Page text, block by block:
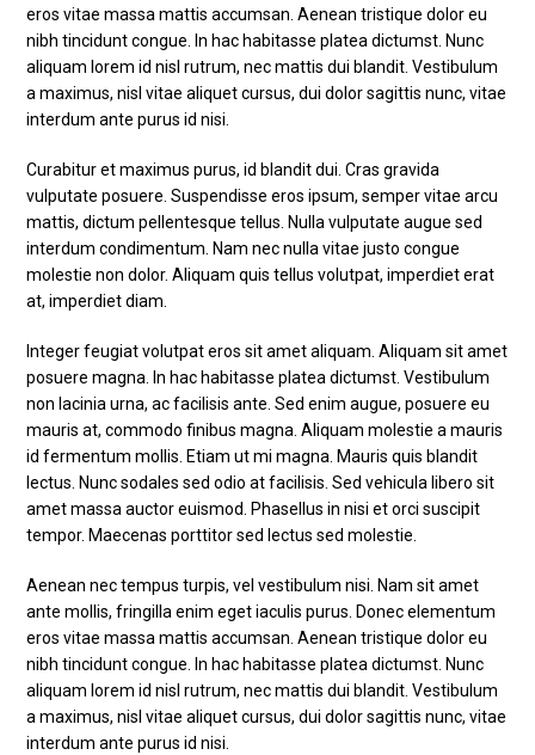
eros vitae massa mattis accumsan. Aenean tristique dolor eu
nibh tincidunt congue. In hac habitasse platea dictumst. Nunc
aliquam lorem id nisl rutrum, nec mattis dui blandit. Vestibulum
a maximus, nisl vitae aliquet cursus, dui dolor sagittis nunc, vitae
interdum ante purus id nisi.
Curabitur et maximus purus, id blandit dui. Cras gravida
vulputate posuere. Suspendisse eros ipsum, semper vitae arcu
mattis, dictum pellentesque tellus. Nulla vulputate augue sed
interdum condimentum. Nam nec nulla vitae justo congue
molestie non dolor. Aliquam quis tellus volutpat, imperdiet erat
at, imperdiet diam.
Integer feugiat volutpat eros sit amet aliquam. Aliquam sit amet
posuere magna. In hac habitasse platea dictumst. Vestibulum
non lacinia urna, ac facilisis ante. Sed enim augue, posuere eu
mauris at, commodo finibus magna. Aliquam molestie a mauris
id fermentum mollis. Etiam ut mi magna. Mauris quis blandit
lectus. Nunc sodales sed odio at facilisis. Sed vehicula libero sit
amet massa auctor euismod. Phasellus in nisi et orci suscipit
tempor. Maecenas porttitor sed lectus sed molestie.
Aenean nec tempus turpis, vel vestibulum nisi. Nam sit amet
ante mollis, fringilla enim eget iaculis purus. Donec elementum
eros vitae massa mattis accumsan. Aenean tristique dolor eu
nibh tincidunt congue. In hac habitasse platea dictumst. Nunc
aliquam lorem id nisl rutrum, nec mattis dui blandit. Vestibulum
a maximus, nisl vitae aliquet cursus, dui dolor sagittis nunc, vitae
interdum ante purus id nisi.